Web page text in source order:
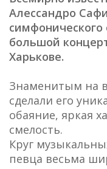
Алессандро
симфонического
большой
Харькове.
Знаменитым на
сделали его
обаяние, яркая
смелость.
Круг
певца весьма